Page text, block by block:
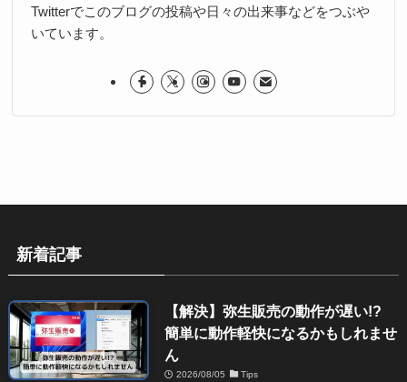
Twitterでこのブログの投稿や日々の出来事などをつぶや
いています。
新着記事
【解決】弥生販売の動作が遅い!?
簡単に動作軽快になるかもしれませ
ん
2026/08/05 Tips